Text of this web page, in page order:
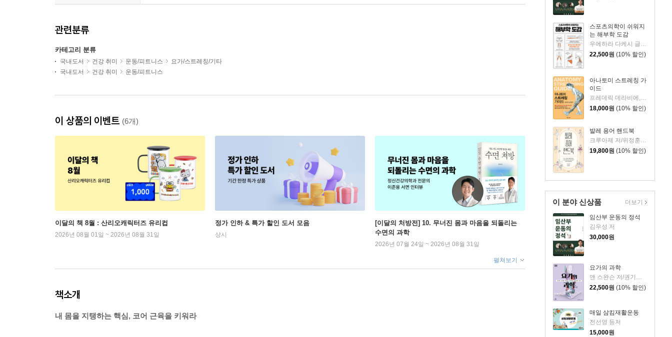
스포츠의학이 쉬워지
는 해부학 도감
22,500원 (10% 할인)
아나토미 스트레칭 가
이드
프레데릭 데라비에,장 피에르 클레망소,마이클 건딜 저/전용희,이신언 역
18,000원 (10% 할인)
발레 용어 핸드북
크루아제 저/위정훈 역/한지영 감수
19,800원 (10% 할인)
이 분야 신상품
임산부 운동의 정석
김우성 저
30,000원
요가의 과학
22,500원 (10% 할인)
매일 삼킴재활운동
전선영 등저
15,000원
더보기
관련분류
카테고리 분류
국내도서 건강 취미 운동/피트니스
요가/스트레칭/기타
국내도서
건강 취미 운동/피트니스
이 상품의 이벤트 (6개)
이달의 책 8월 : 산리오캐릭터즈 유리컵
2026년 08월 01일 ~ 2026년 08월 31일
정가 인하 & 특가 할인 도서 모음
상시
[이달의 처방전] 10. 무너진 몸과 마음을 되돌리는
수면의 과학
2026년 07월 24일 ~ 2026년 08월 31일
펼쳐보기
책소개
내 몸을 지탱하는 핵심, 코어 근육을 키워라